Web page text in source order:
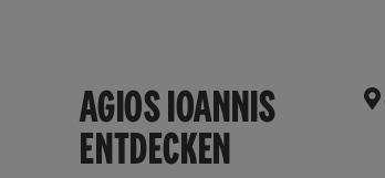
AGIOS IOANNIS
ENTDECKEN